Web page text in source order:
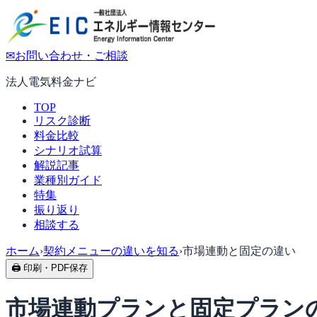
✉お問い合わせ・ご相談
法人電気料金ナビ
TOP
リスク診断
料金比較
シナリオ試算
解説記事
業種別ガイド
特集
振り返り
相談する
ホーム›契約メニューの違いを知る›市場連動と固定の違い
🖨 印刷・PDF保存
市場連動プランと固定プラン